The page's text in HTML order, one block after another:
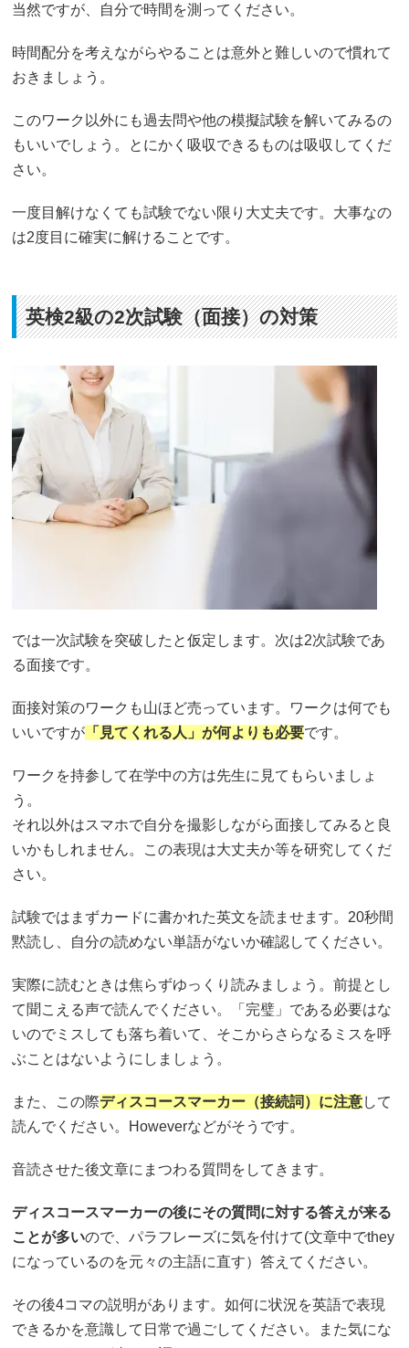
当然ですが、自分で時間を測ってください。
時間配分を考えながらやることは意外と難しいので慣れて
おきましょう。
このワーク以外にも過去問や他の模擬試験を解いてみるの
もいいでしょう。とにかく吸収できるものは吸収してくだ
さい。
一度目解けなくても試験でない限り大丈夫です。大事なの
は2度目に確実に解けることです。
英検2級の2次試験（面接）の対策
では一次試験を突破したと仮定します。次は2次試験であ
る面接です。
面接対策のワークも山ほど売っています。ワークは何でも
いいですが 「見てくれる人」が何よりも必要です。
ワークを持参して在学中の方は先生に見てもらいましょ
う。
それ以外はスマホで自分を撮影しながら面接してみると良
いかもしれません。この表現は大丈夫か等を研究してくだ
さい。
試験ではまずカードに書かれた英文を読ませます。20秒間
黙読し、自分の読めない単語がないか確認してください。
実際に読むときは焦らずゆっくり読みましょう。前提とし
て聞こえる声で読んでください。「完璧」である必要はな
いのでミスしても落ち着いて、そこからさらなるミスを呼
ぶことはないようにしましょう。
また、この際ディスコースマーカー（接続詞）に注意して
読んでください。Howeverなどがそうです。
音読させた後文章にまつわる質問をしてきます。
ディスコースマーカーの後にその質問に対する答えが来る
ことが多いので、パラフレーズに気を付けて(文章中でthey
になっているのを元々の主語に直す）答えてください。
その後4コマの説明があります。如何に状況を英語で表現
できるかを意識して日常で過ごしてください。また気にな